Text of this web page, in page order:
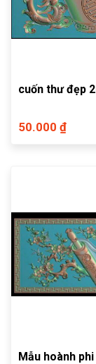
cuốn thư đẹp
50.000 ₫
Mẫu hoành